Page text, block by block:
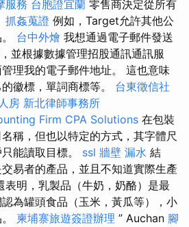
服務 台胞證宜蘭 零售商決定從所有
抓姦蒐證 例如，Target允許其他公
台中外燴 我想通過電子郵件發送
並根據數據管理招股通訊通訊服
理我的電子郵件地址。 這也意味
徽標，單詞商標等。 台東徵信社
房 新北律師事務所
Firm CPA Solutions 在包裝
稱，但也以特定的方式，其字體尺
能讀取目標。 ssl 牆壁 漏水 結
易者的產品，並且不知道實際生產
表明，乳製品（牛奶，奶酪）是最
為罐頭食品（玉米，黃瓜等），小
柬埔寨旅遊簽證辦理 ” Auchan 腳